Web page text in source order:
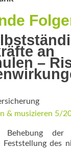
an
–
& musizieren 5/
der
Feststellung des